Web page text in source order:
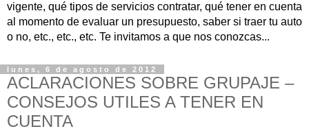
vigente, qué tipos de servicios contratar, qué tener en cuenta
al momento de evaluar un presupuesto, saber si traer tu auto
o no, etc., etc., etc. Te invitamos a que nos conozcas...
lunes, 6 de agosto de 2012
ACLARACIONES SOBRE GRUPAJE –
CONSEJOS UTILES A TENER EN
CUENTA